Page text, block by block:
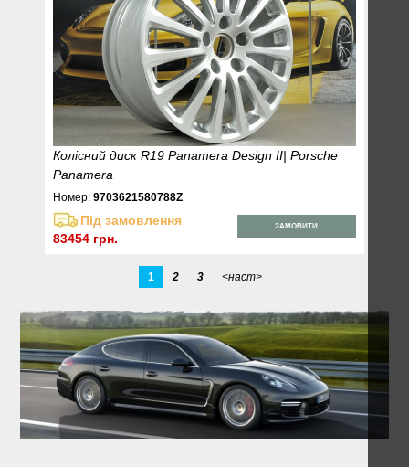
Колісний диск R19 Panamera Design II| Porsche
Panamera
Номер:9703621580788Z
Під замовлення
83454 грн.
ЗАМОВИТИ
1 2 3 <наст>